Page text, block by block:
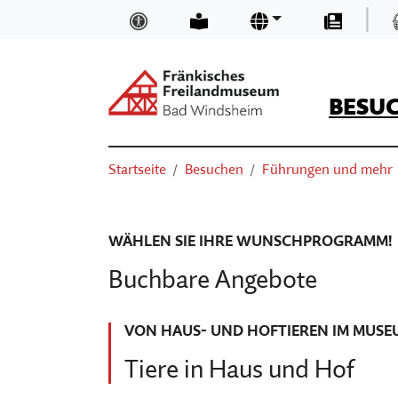
Zum Hauptinhalt springenInklusion und Barrierefreiheit
Leichte Sprache
Sprachen Presse
|
ORIENTIEREN IM MUSEUM
VERANSTALTUNGEN
AUSSTELLUNGEN
KURSE
VORTRÄGE
THEATER, KINO & KONZERTE
FÖRDERVEREIN
STELLENANGEBOTE
MUSEUMSAUFGABEN
Startseite Besuchen Führungen und mehr
Buchbare Angebote
WÄHLEN SIE IHRE WUNSCHPROGRAMM!
Tiere in Haus und Hof
VON HAUS- UND HOFTIEREN IM